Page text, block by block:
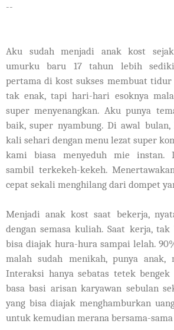
--
Aku sudah menjadi anak kost
umurku baru 17 tahun lebih
pertama di kost sukses membuat tidur
tak enak, tapi hari-hari esoknya
super menyenangkan. Aku punya
baik, super nyambung. Di awal
kali sehari dengan menu lezat super
kami biasa menyeduh mie instan.
sambil terkekeh-kekeh.
cepat sekali menghilang dari dompet
Menjadi anak kost saat bekerja,
dengan semasa kuliah. Saat kerja,
bisa diajak hura-hura sampai lelah.
malah sudah menikah, punya anak,
Interaksi hanya sebatas tetek
basa basi arisan karyawan sebulan
yang bisa diajak menghamburkan
untuk kemudian merana bersama-